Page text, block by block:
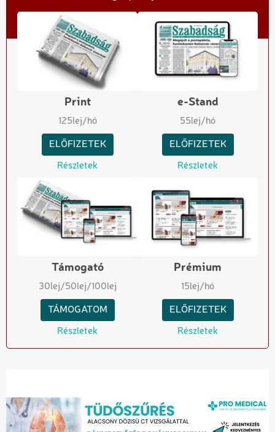
Print
125lej/hó
ELŐFIZETEK
Részletek
e-Stand
55lej/hó
ELŐFIZETEK
Részletek
Támogató
30lej/50lej/100lej
TÁMOGATOM
Részletek
Prémium
15lej/hó
ELŐFIZETEK
Részletek